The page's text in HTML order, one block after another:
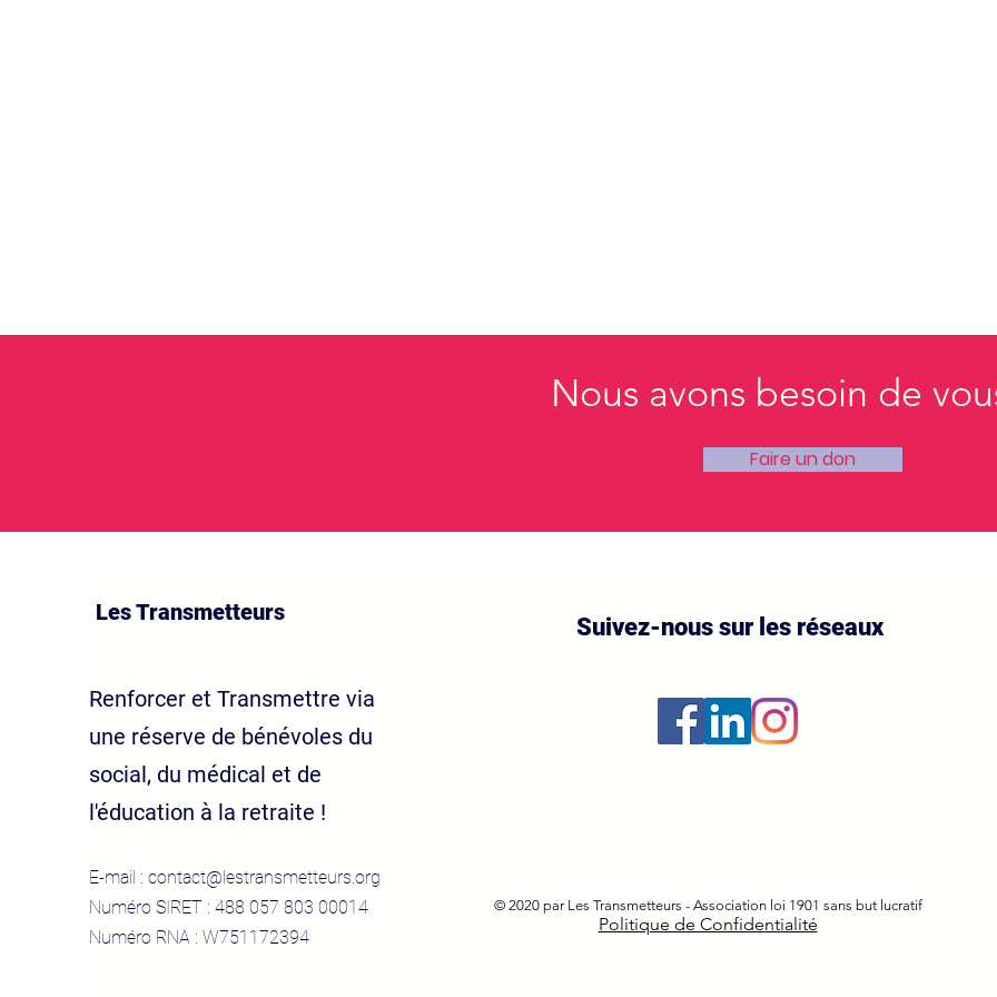
Nous avons besoin de
Faire un don
Les Transmetteurs
Renforcer et Transmettre via
une réserve de bénévoles du
social, du médical et de
l'éducation à la retraite !
E-mail : contact@lestransmetteurs.org
Numéro SIRET : 488 057 803 00014
Numéro RNA : W751172394
Suivez-nous sur les réseaux
© 2020 par Les Transmetteurs - Association loi 1901 sans but lucratif
Politique de Confidentialité